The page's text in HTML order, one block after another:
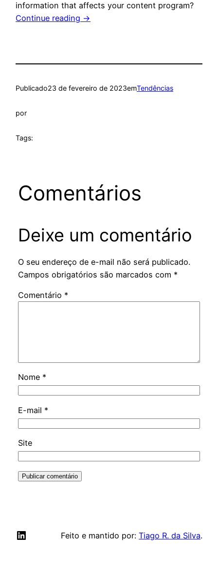
information that affects your content program?
Continue reading →
Publicado23 de fevereiro de 2023emTendências
por
Tags:
Comentários
Deixe um comentário
O seu endereço de e-mail não será publicado.
Campos obrigatórios são marcados com *
Comentário *
Nome *
E-mail *
Site
LinkedIn Feito e mantido por: Tiago R. da Silva.